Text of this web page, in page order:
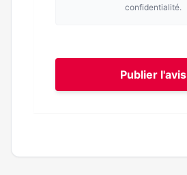
confidentialité.
Publier l'avis